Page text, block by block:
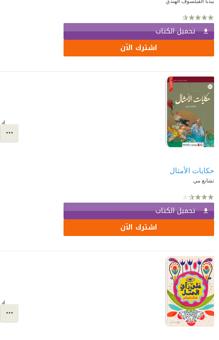
تحميل الكتاب
اشترك الآن
حكايات الأمثال
تشانغ مي
تحميل الكتاب
اشترك الآن